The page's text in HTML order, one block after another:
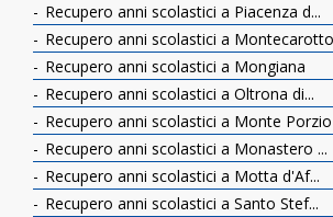
Recupero anni scolastici a Piacenza d...
Recupero anni scolastici a Montecarotto
Recupero anni scolastici a Mongiana
Recupero anni scolastici a Oltrona di...
Recupero anni scolastici a Monte Porzio
Recupero anni scolastici a Monastero ...
Recupero anni scolastici a Motta d'Af...
Recupero anni scolastici a Santo Stef...